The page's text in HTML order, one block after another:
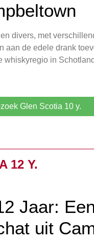
divers, met
aan de edele drank
whiskyregio in Schotland
Glen Scotia 10 y.
12 Y.
Jaar:
uit